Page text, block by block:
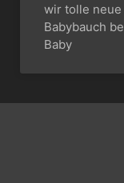
wir tolle neue
Babybauch
Baby